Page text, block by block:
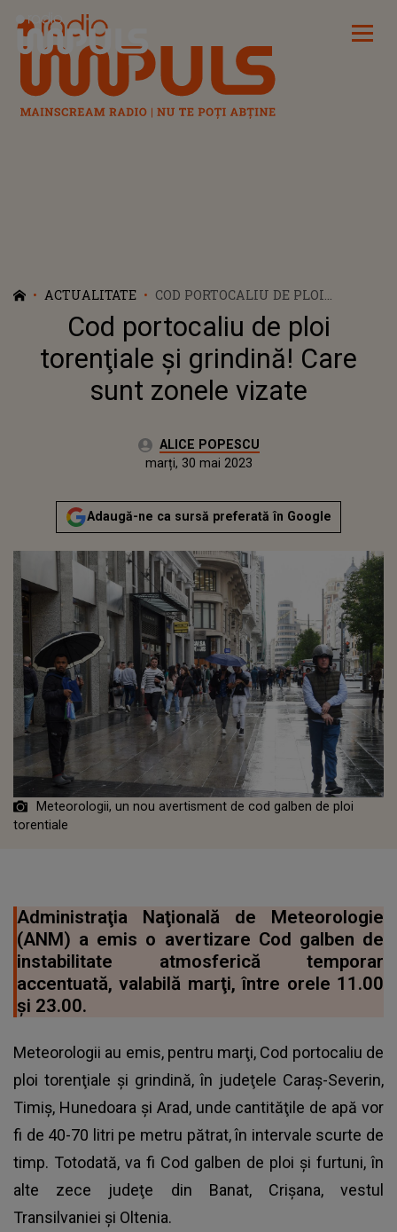
Radio Impuls
ACTUALITATE
COD PORTOCALIU DE PLOI
TORENŢIALE ŞI GRINDINĂ! CARE
SUNT ZONELE VIZATE
Cod portocaliu de ploi
torenţiale şi grindină! Care
sunt zonele vizate
Autor:ALICE POPESCU
Publicat:
marți, 30 mai 2023
Adaugă-ne ca sursă preferată în Google
Meteorologii, un nou avertisment de cod galben de ploi
torentiale
Administraţia Naţională de Meteorologie
(ANM) a emis o avertizare Cod galben de
instabilitate atmosferică temporar
accentuată, valabilă marţi, între orele 11.00
şi 23.00.
Meteorologii au emis, pentru marţi, Cod portocaliu de
ploi torenţiale şi grindină, în judeţele Caraş-Severin,
Timiş, Hunedoara şi Arad, unde cantităţile de apă vor
fi de 40-70 litri pe metru pătrat, în intervale scurte de
timp. Totodată, va fi Cod galben de ploi şi furtuni, în
alte zece judeţe din Banat, Crişana, vestul
Transilvaniei şi Oltenia.